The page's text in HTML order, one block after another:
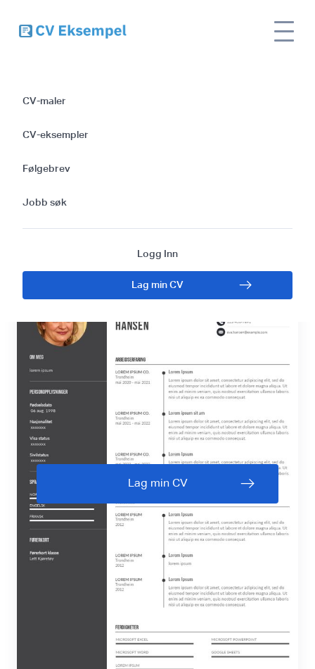
CV-maler
CV-eksempler
Følgebrev
Jobb søk
Logg Inn
Lag min CV
CV-mal for
hovedentreprenør:
En guide til å skrive
en effektiv CV
Lag min CV